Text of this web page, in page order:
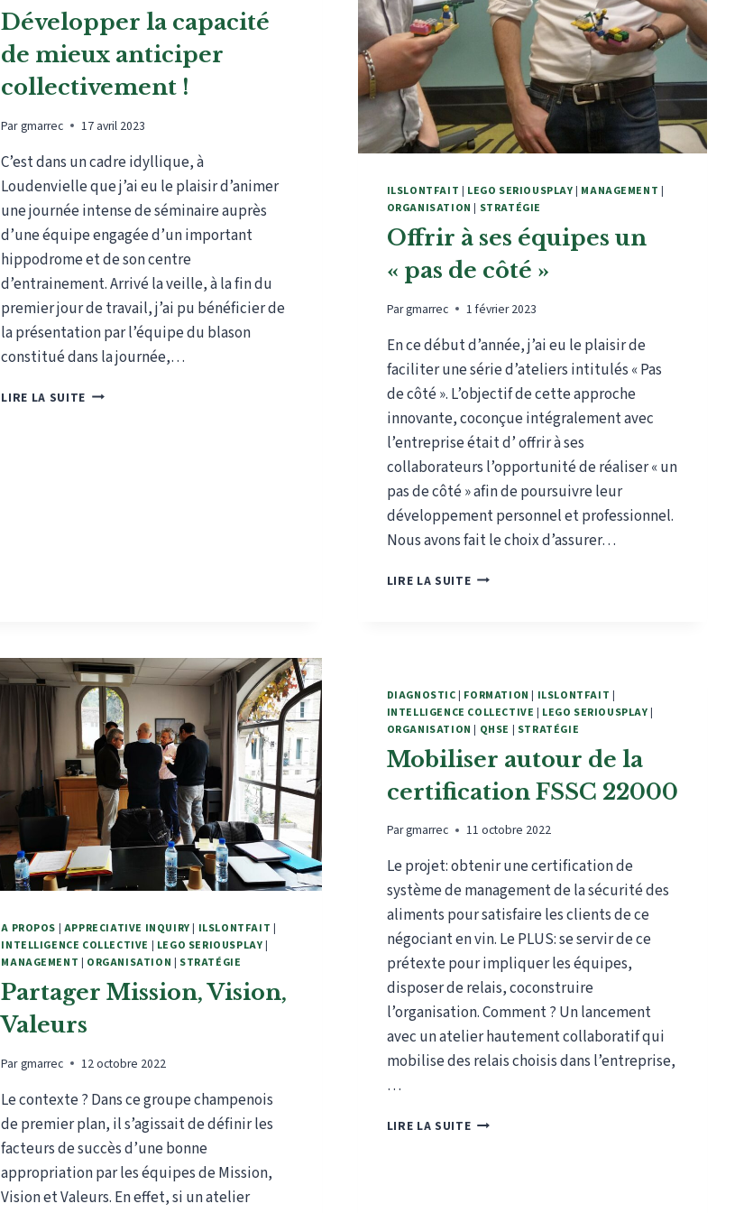
Développer la capacité
de mieux anticiper
collectivement !
Pargmarrec 17 avril 2023
C’est dans un cadre idyllique, à
Loudenvielle que j’ai eu le plaisir d’animer
une journée intense de séminaire auprès
d’une équipe engagée d’un important
hippodrome et de son centre
d’entrainement. Arrivé la veille, à la fin du
premier jour de travail, j’ai pu bénéficier de
la présentation par l’équipe du blason
constitué dans la journée,…
LIRE LA SUITE DÉVELOPPER
ILSLONTFAIT | LEGO SERIOUSPLAY | MANAGEMENT |
ORGANISATION | STRATÉGIE
Offrir à ses équipes un
« pas de côté »
Pargmarrec 1 février 2023
En ce début d’année, j’ai eu le plaisir de
faciliter une série d’ateliers intitulés « Pas
de côté ». L’objectif de cette approche
innovante, coconçue intégralement avec
l’entreprise était d’ offrir à ses
collaborateurs l’opportunité de réaliser « un
pas de côté » afin de poursuivre leur
développement personnel et professionnel.
Nous avons fait le choix d’assurer…
LIRE LA SUITEOFFRIR
DE
CÔTÉ »
A PROPOS | APPRECIATIVE INQUIRY | ILSLONTFAIT |
INTELLIGENCE COLLECTIVE | LEGO SERIOUSPLAY |
MANAGEMENT | ORGANISATION | STRATÉGIE
Partager Mission, Vision,
Valeurs
Pargmarrec 12 octobre 2022
Le contexte ? Dans ce groupe champenois
de premier plan, il s’agissait de définir les
facteurs de succès d’une bonne
appropriation par les équipes de Mission,
Vision et Valeurs. En effet, si un atelier
DIAGNOSTIC | FORMATION | ILSLONTFAIT |
INTELLIGENCE COLLECTIVE | LEGO SERIOUSPLAY |
ORGANISATION | QHSE | STRATÉGIE
Mobiliser autour de la
certification FSSC 22000
Pargmarrec 11 octobre 2022
Le projet: obtenir une certification de
système de management de la sécurité des
aliments pour satisfaire les clients de ce
négociant en vin. Le PLUS: se servir de ce
prétexte pour impliquer les équipes,
disposer de relais, coconstruire
l’organisation. Comment ? Un lancement
avec un atelier hautement collaboratif qui
mobilise des relais choisis dans l’entreprise,
…
LIRE LA SUITEMOBILISER